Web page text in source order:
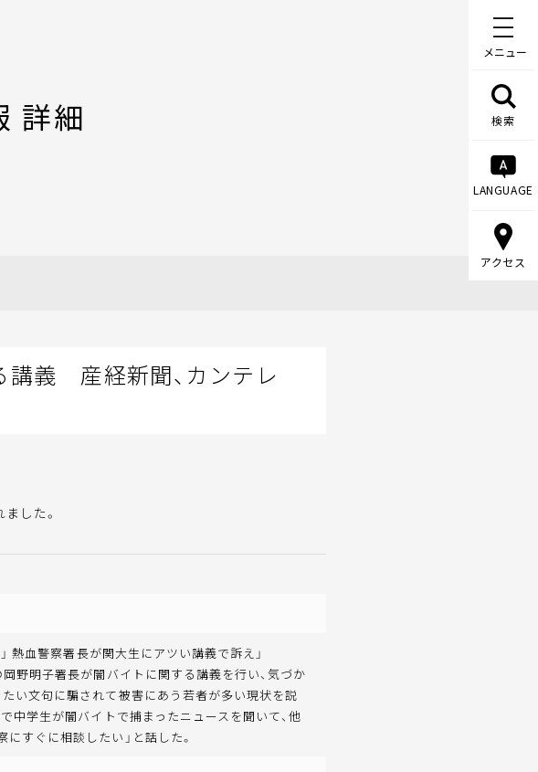
メニュー
検索
LANGUAGE
アクセス
詳細
講義 産経新聞、カンテレ
した。
熱血警察署長が関大生にアツい講義で訴え」
野明子署長が闇バイトに関する講義を行い、気づか
い文句に騙されて被害にあう若者が多い現状を説
中学生が闇バイトで捕まったニュースを聞いて、他
すぐに相談したい」と話した。